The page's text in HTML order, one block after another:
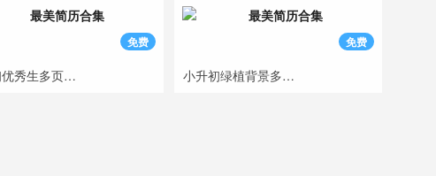
免费
小升初优秀生多页简历模板
免费
小升初绿植背景多页简历模板